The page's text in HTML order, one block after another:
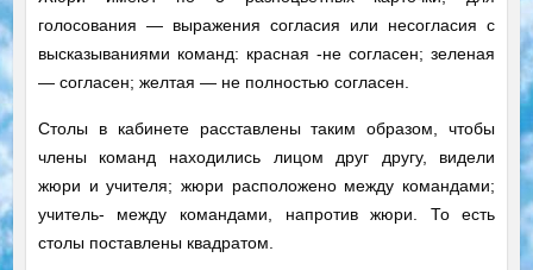
голосования — выражения согласия или несогласия с
высказываниями команд: красная -не согласен; зеленая
— согласен; желтая — не полностью согласен.
Столы в кабинете расставлены таким образом, чтобы
члены команд находились лицом друг другу, видели
жюри и учителя; жюри расположено между командами;
учитель- между командами, напротив жюри. То есть
столы поставлены квадратом.